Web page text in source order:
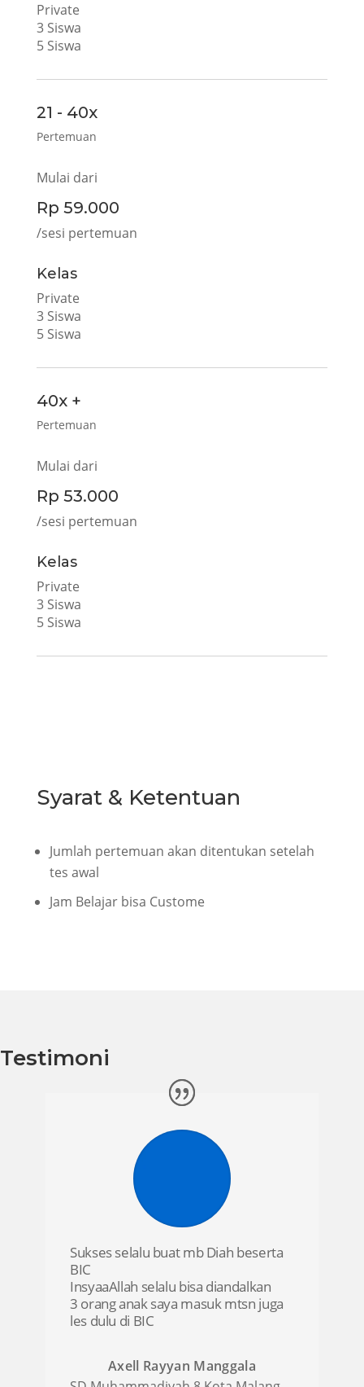
Private
3 Siswa
5 Siswa
21 - 40x
Pertemuan
Mulai dari
Rp 59.000
/sesi pertemuan
Kelas
Private
3 Siswa
5 Siswa
40x +
Pertemuan
Mulai dari
Rp 53.000
/sesi pertemuan
Kelas
Private
3 Siswa
5 Siswa
Syarat & Ketentuan
Jumlah pertemuan akan ditentukan setelah
tes awal
Jam Belajar bisa Custome
Testimoni
Sukses selalu buat mb Diah beserta
BIC
InsyaaAllah selalu bisa diandalkan
3 orang anak saya masuk mtsn juga
les dulu di BIC
Axell Rayyan Manggala